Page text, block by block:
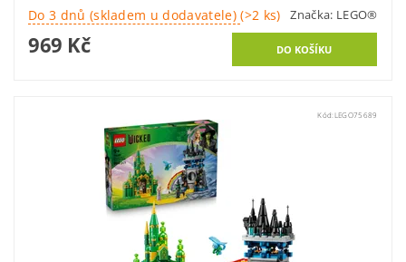
Do 3 dnů (skladem u dodavatele)(>2 ks) Značka: LEGO®
969 Kč
Kód: LEGO75689